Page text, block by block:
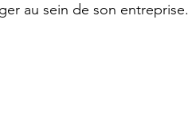
au sein de son entreprise.